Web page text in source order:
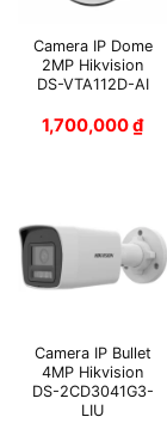
Camera IP Dome
2MP Hikvision
DS-VTA112D-AI
1,700,000₫
Camera IP Bullet
4MP Hikvision
DS-2CD3041G3-
LIU